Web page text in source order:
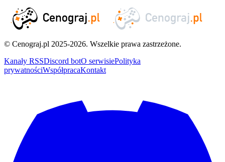
© Cenograj.pl 2025-2026. Wszelkie prawa zastrzeżone.
Kanały RSSDiscord botO serwisiePolityka
prywatnościWspółpracaKontakt